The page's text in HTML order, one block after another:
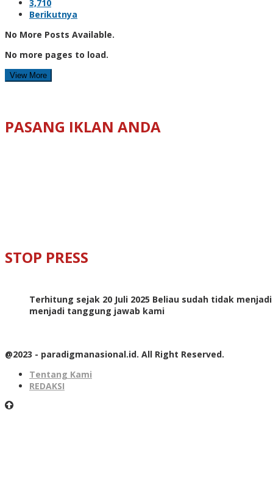
3,710
Berikutnya
No More Posts Available.
No more pages to load.
View More
PASANG IKLAN ANDA
STOP PRESS
Terhitung sejak 20 Juli 2025 Beliau sudah tidak
menjadi tanggung jawab kami
@2023 - paradigmanasional.id. All Right Reserved.
Tentang Kami
REDAKSI